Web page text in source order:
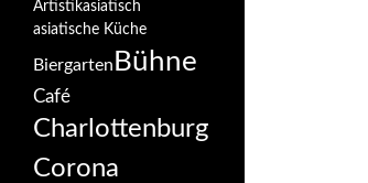
Artistikasiatisch
asiatische Küche
Biergarten Bühne
Café
Charlottenburg
Corona